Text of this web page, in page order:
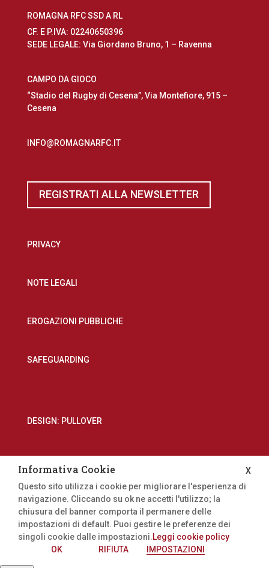
ROMAGNA RFC SSD A RL
CF. E P.IVA: 02240650396
SEDE LEGALE: Via Giordano Bruno, 1 – Ravenna
CAMPO DA GIOCO
“Stadio del Rugby di Cesena”, Via Montefiore, 915 –
Cesena
INFO@ROMAGNARFC.IT
REGISTRATI ALLA NEWSLETTER
PRIVACY
NOTE LEGALI
EROGAZIONI PUBBLICHE
SAFEGUARDING
DESIGN: PULLOVER
X
Informativa Cookie
Questo sito utilizza i cookie per migliorare l'esperienza di
navigazione. Cliccando su ok ne accetti l'utilizzo; la
chiusura del banner comporta il permanere delle
impostazioni di default. Puoi gestire le preferenze dei
singoli cookie dalle impostazioni. Leggi cookie policy
OK
RIFIUTA IMPOSTAZIONI